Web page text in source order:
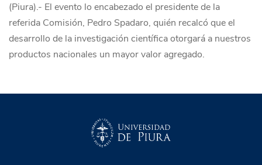
(Piura).- El evento lo encabezado el presidente de la
referida Comisión, Pedro Spadaro, quién recalcó que el
desarrollo de la investigación científica otorgará a nuestros
productos nacionales un mayor valor agregado.